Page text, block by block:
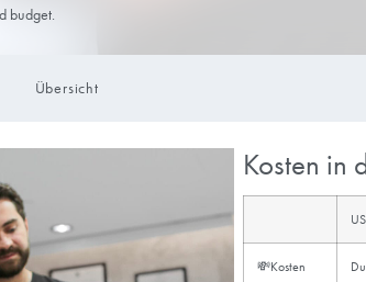
aims to provide a comprehensive overview
for the increasingly recognised facilities and
overall patient experiences. By considering
want to have a hair transplant to make an
and budget.